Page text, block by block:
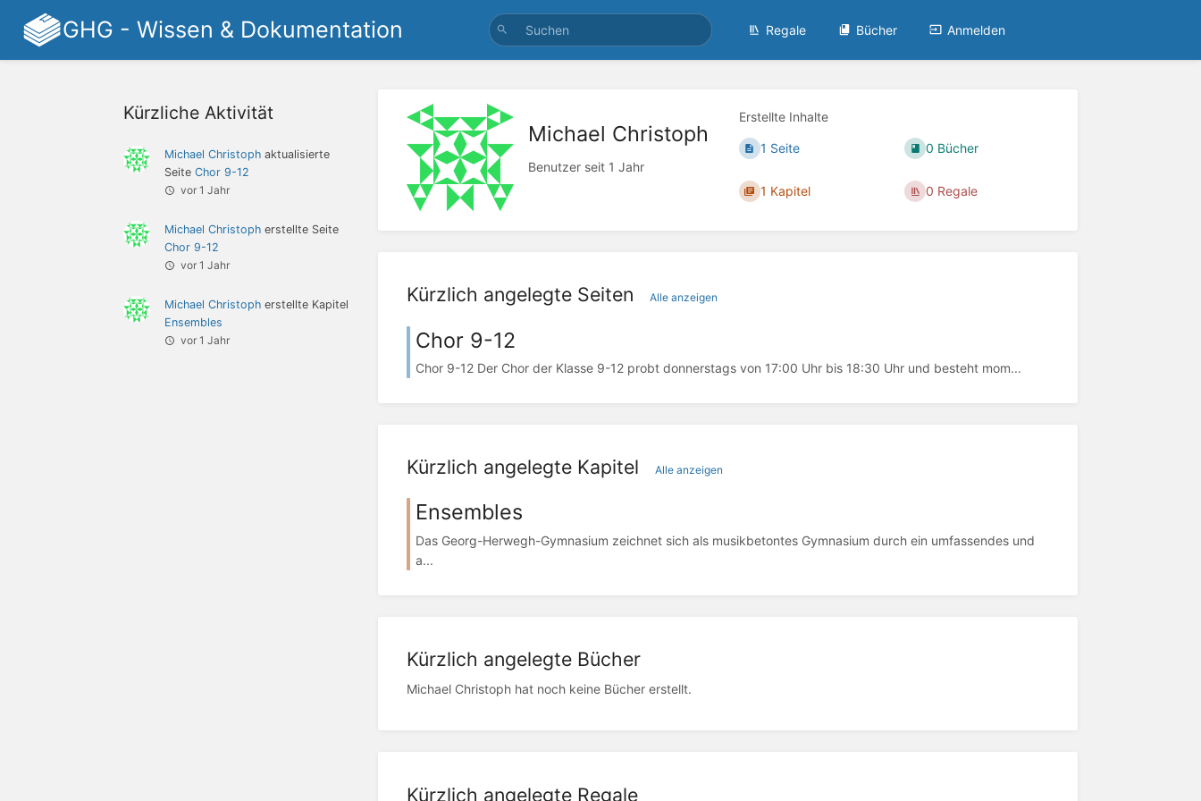
GHG - Wissen & Dokumentation Regale Bücher Anmelden
Kürzliche Aktivität
Michael Christoph aktualisierte
Seite Chor 9-12
vor 1 Jahr
Michael Christoph erstellte Seite
Chor 9-12
vor 1 Jahr
Michael Christoph erstellte Kapitel
Ensembles
vor 1 Jahr
Michael Christoph
Benutzer seit 1 Jahr
Erstellte Inhalte
1 Seite
1 Kapitel
0 Bücher
0 Regale
Kürzlich angelegte Seiten Alle anzeigen
Chor 9-12
Chor 9-12 Der Chor der Klasse 9-12 probt donnerstags von 17:00 Uhr bis 18:30 Uhr und besteht mom...
Kürzlich angelegte Kapitel Alle anzeigen
Ensembles
Das Georg-Herwegh-Gymnasium zeichnet sich als musikbetontes Gymnasium durch ein umfassendes und
a...
Kürzlich angelegte Bücher
Michael Christoph hat noch keine Bücher erstellt.
Kürzlich angelegte Regale